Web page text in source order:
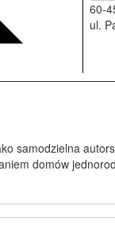
60-
ul.
samodzielna
domów